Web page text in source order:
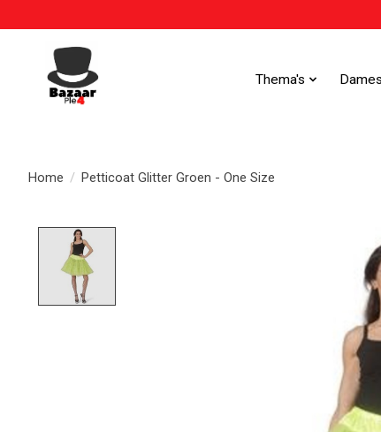
Thema's Dames
Home / Petticoat Glitter Groen - One Size